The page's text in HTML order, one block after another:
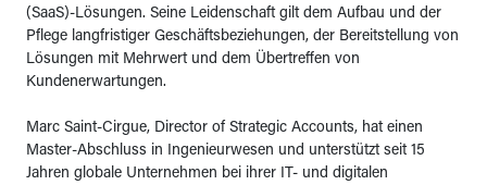
(SaaS)-Lösungen. Seine Leidenschaft gilt dem Aufbau und der
Pflege langfristiger Geschäftsbeziehungen, der Bereitstellung von
Lösungen mit Mehrwert und dem Übertreffen von
Kundenerwartungen.
Marc Saint-Cirgue, Director of Strategic Accounts, hat einen
Master-Abschluss in Ingenieurwesen und unterstützt seit 15
Jahren globale Unternehmen bei ihrer IT- und digitalen